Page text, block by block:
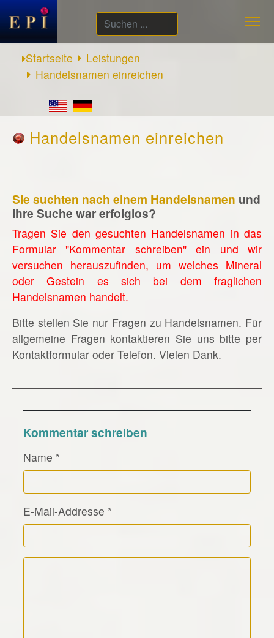
Suchen
...
Startseite
Leistungen
Handelsnamen einreichen
Handelsnamen einreichen
Sie suchten nach einem Handelsnamen und
Ihre Suche war erfolglos?
Tragen Sie den gesuchten Handelsnamen in das
Formular "Kommentar schreiben" ein und wir
versuchen herauszufinden, um welches Mineral
oder Gestein es sich bei dem fraglichen
Handelsnamen handelt.
Bitte stellen Sie nur Fragen zu Handelsnamen. Für
allgemeine Fragen kontaktieren Sie uns bitte per
Kontaktformular oder Telefon. Vielen Dank.
Kommentar schreiben
Name *
E-Mail-Addresse *
Kommentar Text